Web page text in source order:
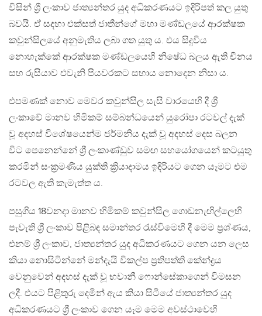
විසින් ශ්‍රී ලංකාව ජාත්‍යන්තර යුද අධිකරණයට ඉදිරිපත් කල යුතු
බවයි. ඒ සදහා එක්සත් ජාතීන්ගේ මහා මණ්ඩලයේ ආරක්ෂක
කවුන්සිලයේ අනුමැතිය ලබා ගත යුතු ය. එය සිදුවිය
නොහැක්කේ ආරක්ෂක මණ්ඩලයෙහි නිෂේධ බලය ඇති චීනය
සහ රුසියාව එවැනි පියවරකට සහාය නොදෙන නිසා ය‍.
එපමණක් නොව මෙවර කවුන්සිල සැසි වාරයෙහි දී ශ්‍රී
ලංකාවේ මානව හිමිකම් සම්බන්ධයෙන් යුරෝපා රටවල් දැක්
වූ අදහස් විශේෂයෙන්ම ජර්මනිය දැක් වූ අදහස් දෙස බලන
විට පෙනෙන්නේ ශ්‍රී ලංකාණ්ඩුව සමඟ සහයෝගයෙන් කටයුතු
කරමින් සංක්‍රමණීය යුක්ති ක්‍රියාදාමය ඉදිරියට ගෙන යෑමට එම
රටවල ඇති කැමැත්ත ය.
පසුගිය 18වනදා මානව හිමිකම් කවුන්සිල ගොඩනැඟිල්ලෙහි
පැවැති ශ්‍රී ලංකාව පිළිබඳ සමාන්තර රැස්විමෙහි දී මෙම ප්‍රශ්ණය,
එනම් ශ්‍රී ලංකාව, ජාත්‍යන්තර යුද අධිකරණයට ගෙන යන ලෙස
කියා නොසිටින්නේ මන්දැයි විකල්ප ප්‍රතිපත්ති කේන්ද්‍රය
වෙනුවෙන් අදහස් දැක් වූ භවානී ෆොන්සේකාගෙන් විමසන
ලදී. එයට පිළිතුරු දෙමින් ඇය කියා සිටියේ ජාත්‍යන්තර යුද
අධිකරණයට ශ්‍රී ලංකාව ගෙන යෑම මෙම අවස්ථාවෙහි